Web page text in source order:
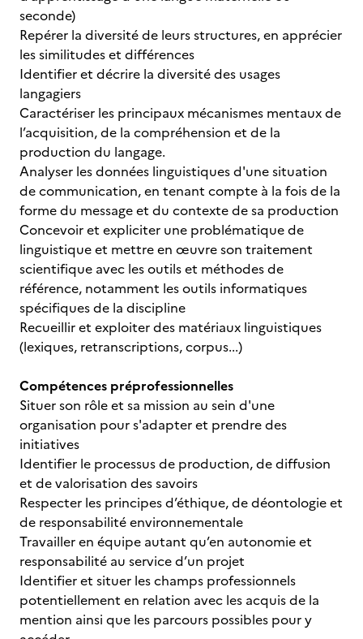
seconde)
Repérer la diversité de leurs structures, en apprécier
les similitudes et différences
Identifier et décrire la diversité des usages
langagiers
Caractériser les principaux mécanismes mentaux de
l’acquisition, de la compréhension et de la
production du langage.
Analyser les données linguistiques d'une situation
de communication, en tenant compte à la fois de la
forme du message et du contexte de sa production
Concevoir et expliciter une problématique de
linguistique et mettre en œuvre son traitement
scientifique avec les outils et méthodes de
référence, notamment les outils informatiques
spécifiques de la discipline
Recueillir et exploiter des matériaux linguistiques
(lexiques, retranscriptions, corpus...)
Compétences préprofessionnelles
Situer son rôle et sa mission au sein d'une
organisation pour s'adapter et prendre des
initiatives
Identifier le processus de production, de diffusion
et de valorisation des savoirs
Respecter les principes d’éthique, de déontologie et
de responsabilité environnementale
Travailler en équipe autant qu’en autonomie et
responsabilité au service d’un projet
Identifier et situer les champs professionnels
potentiellement en relation avec les acquis de la
mention ainsi que les parcours possibles pour y